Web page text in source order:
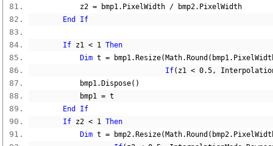
            z2
= bmp1. PixelWidth / bmp2. PixelWidth
End
If
If z1 < 1 Then
Dim t = bmp1. Resize( Math. Round ( bmp1.
If( z1 < 0.5,
            bmp1
. Dispose()
            bmp1
= t
End
If
If z2 < 1 Then
Dim t = bmp2. Resize( Math. Round ( bmp2.